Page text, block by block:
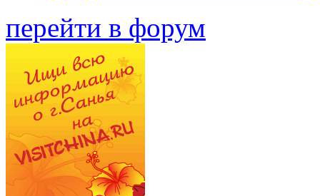
перейти в форум